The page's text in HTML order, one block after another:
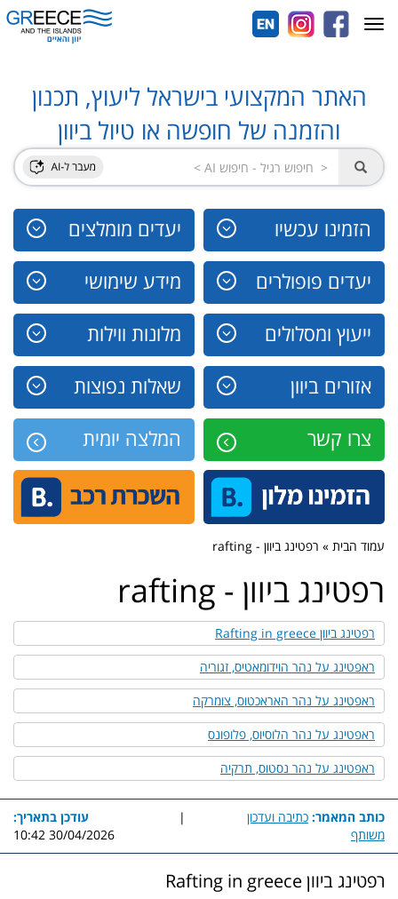
האתר המקצועי בישראל ליעוץ, תכנון
והזמנה של חופשה או טיול ביוון
הזמינו עכשיו יעדים מומלצים
יעדים פופולרים מידע שימושי
ייעוץ ומסלולים מלונות ווילות
אזורים ביוון שאלות נפוצות
צרו קשר המלצה יומית
Toggle
navigation
עמוד הבית » רפטינג ביוון - rafting
רפטינג ביוון - rafting
רפטינג ביוון Rafting in greece
ראפטינג על נהר הוידומאטיס, זגוריה
ראפטינג על נהר האראכטוס, צומרקה
ראפטינג על נהר הלוסיוס, פלופונס
ראפטינג על נהר נסטוס, תרקיה
כותב המאמר: כתיבה ועדכון
משותף
|
עודכן בתאריך:
30/04/2026 10:42
רפטינג ביוון Rafting in greece